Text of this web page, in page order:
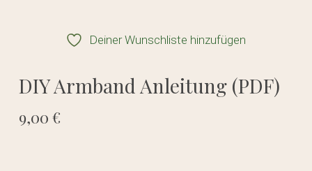
Deiner Wunschliste hinzufügen
DIY Armband Anleitung (PDF)
9,00 €